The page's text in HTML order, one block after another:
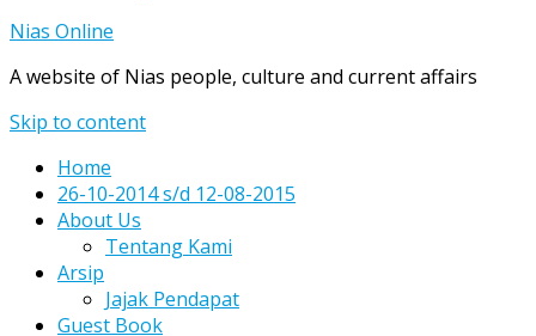
Nias Online
A website of Nias people, culture and current affairs
Skip to content
Home
26-10-2014 s/d 12-08-2015
About Us
Tentang Kami
Arsip
Jajak Pendapat
Guest Book